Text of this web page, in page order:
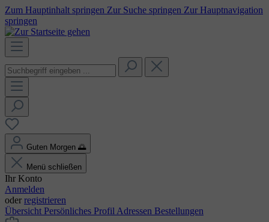
Zum Hauptinhalt springen Zur Suche springen Zur Hauptnavigation
springen
Guten Morgen 🌅
Menü schließen
Ihr Konto
Anmelden
oder registrieren
Übersicht Persönliches Profil Adressen Bestellungen